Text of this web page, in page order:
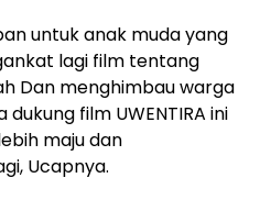
untuk anak muda yang
lagi film tentang
Dan menghimbau warga
film UWENTIRA ini
maju dan
Ucapnya.